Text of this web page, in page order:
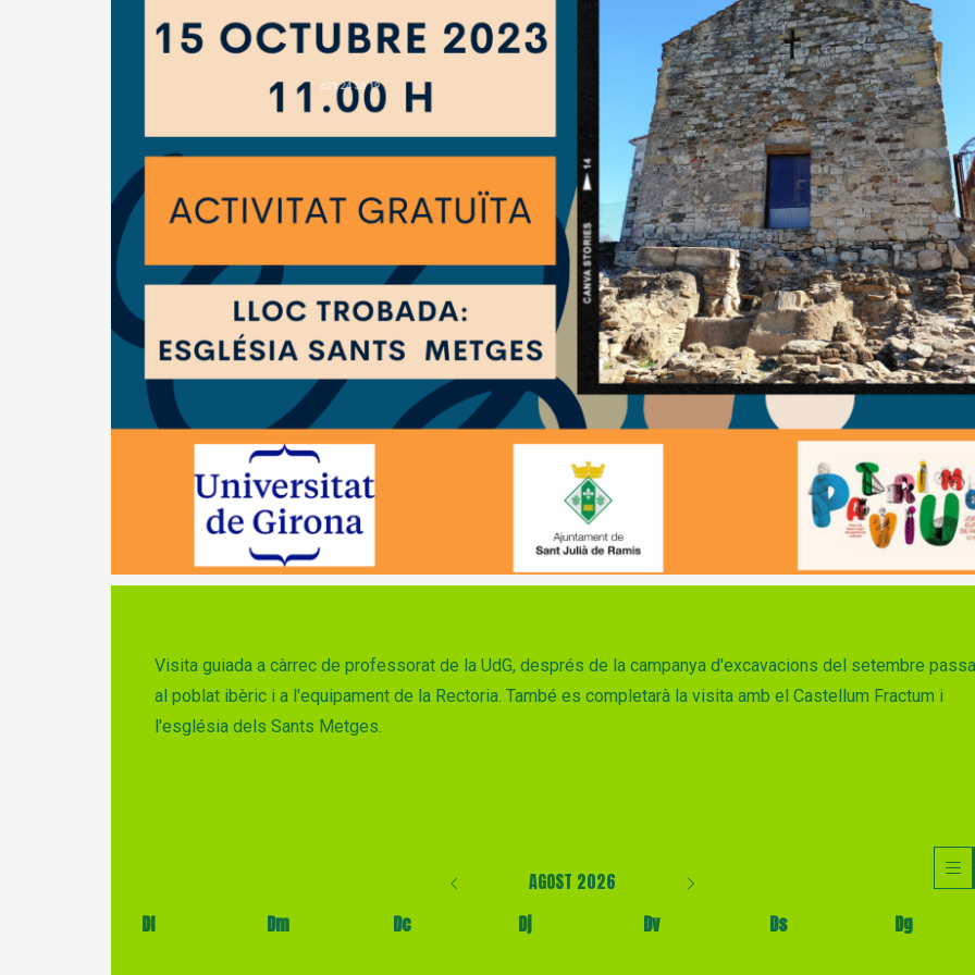
Diapositiva 1 de 1
Visita guiada a càrrec de professorat de la UdG, després de la campanya d'excavacions del setembre
al poblat ibèric i a l'equipament de la Rectoria. També es completarà la visita amb el Castellum Fractum i
l'església dels Sants Metges.
AGOST 2026
Dl
Dm Dc Dj Dv Ds
Dg